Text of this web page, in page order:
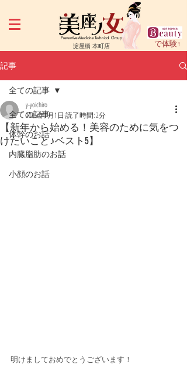
Preventive Medicine Technical Group
淀屋橋 本町店 で体験↑
記事
全ての記事
体幹のお話
内臓脂肪のお話
小顔のお話
全ての記事
【新年から始める！美容のために気をつ
けたいこと♪ベスト5】
y-yoichiro
2025年1月1日 読了時間: 2分
明けましておめでとうございます！